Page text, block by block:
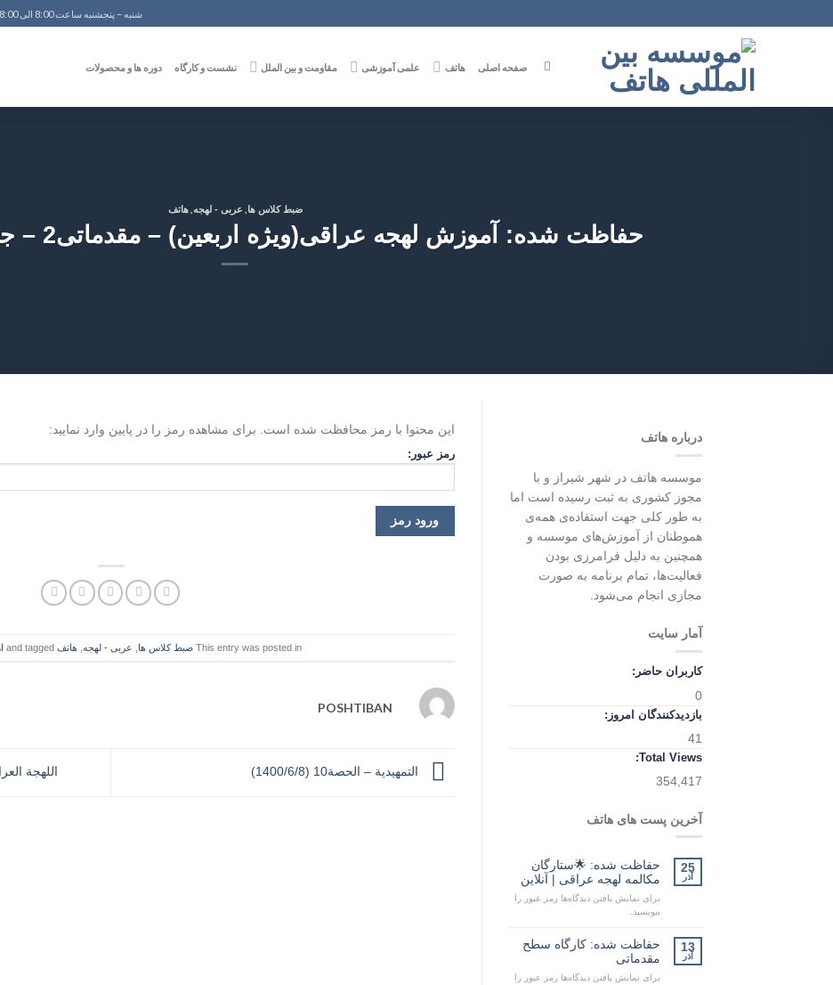
to
شنبه – پنجشنبه ساعت 8:00 الی 18:00
صفحه اصلی هاتف علمی آموزشی مقاومت و بین الملل نشست و کارگاه دوره ها و محصولات
ضبط کلاس ها عربی - لهجه ,هاتف
حفاظت شده: آموزش لهجه عراقی(ویژه اربعین) – مقدماتی2 – جلسه 2(1400/6/9)
درباره هاتف
موسسه هاتف در شهر شیراز و با
مجوز کشوری به ثبت رسیده است اما
به طور کلی جهت استفاده‌ی همه‌ی
هموطنان از آموزش‌های موسسه و
همچنین به دلیل فرامرزی بودن
فعالیت‌ها، تمام برنامه به صورت
مجازی انجام می‌شود.
آمار سایت
کاربران حاضر:
0
بازدیدکنندگان امروز:
41
Total Views:
354,417
آخرین پست های هاتف
25
آذر
حفاظت شده: 🌟ستارگان
مکالمه لهجه عراقی | آنلاین
برای نمایش یافتن دیدگاه‌ها رمز عبور را
بنویسید.
13
آذر
حفاظت شده: کارگاه سطح
مقدماتی
برای نمایش یافتن دیدگاه‌ها رمز عبور را
این محتوا با رمز محافظت شده است. برای مشاهده رمز را در پایین وارد نمایید:
رمز عبور:
This entry was posted in ضبط کلاس ها عربی - لهجه هاتف and tagged
POSHTIBAN
التمهیدیة – الحصة10 (1400/6/8) اللهجة